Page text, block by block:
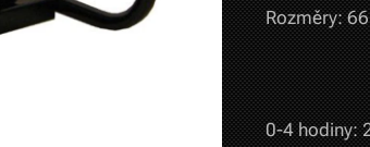
Rozměry:
0-4 hodiny: